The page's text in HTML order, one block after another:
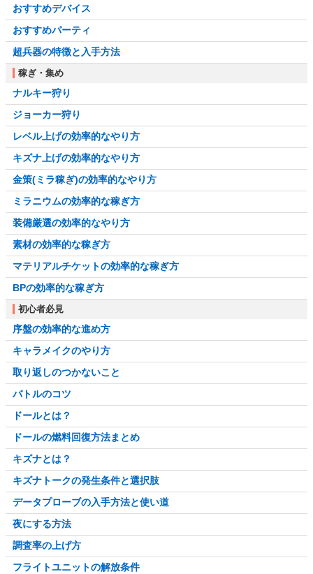
おすすめデバイス
おすすめパーティ
超兵器の特徴と入手方法
稼ぎ・集め
ナルキー狩り
ジョーカー狩り
レベル上げの効率的なやり方
キズナ上げの効率的なやり方
金策(ミラ稼ぎ)の効率的なやり方
ミラニウムの効率的な稼ぎ方
装備厳選の効率的なやり方
素材の効率的な稼ぎ方
マテリアルチケットの効率的な稼ぎ方
BPの効率的な稼ぎ方
初心者必見
序盤の効率的な進め方
キャラメイクのやり方
取り返しのつかないこと
バトルのコツ
ドールとは？
ドールの燃料回復方法まとめ
キズナとは？
キズナトークの発生条件と選択肢
データプローブの入手方法と使い道
夜にする方法
調査率の上げ方
フライトユニットの解放条件